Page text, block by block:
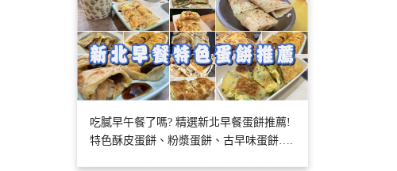
吃膩早午餐了嗎? 精選新北早餐蛋餅推薦!
特色酥皮蛋餅、粉漿蛋餅、古早味蛋餅….